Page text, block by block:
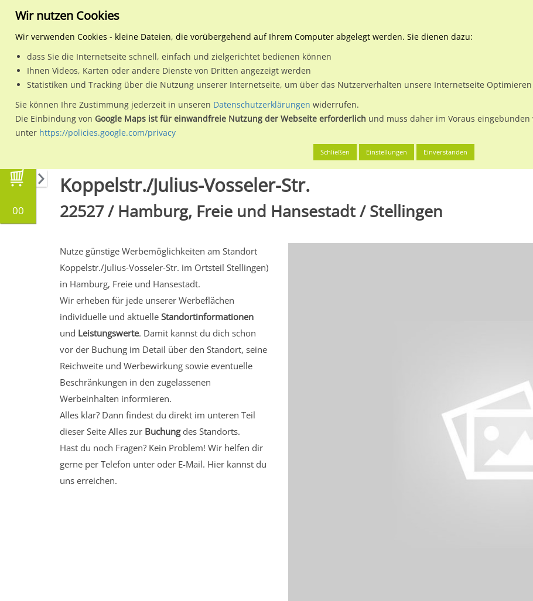
Planen & Buchen Plakatwerbung
Wähle den Werbestandort:
00
Hamburg, Freie und Hansestadt Koppelstr./Julius-Vosseler-Str.
Koppelstr./Julius-Vosseler-Str.
22527 / Hamburg, Freie und Hansestadt / Stellingen
Nutze günstige Werbemöglichkeiten am Standort
Koppelstr./Julius-Vosseler-Str. im Ortsteil Stellingen)
in Hamburg, Freie und Hansestadt.
Wir erheben für jede unserer Werbeflächen
individuelle und aktuelle Standortinformationen
und Leistungswerte. Damit kannst du dich schon
vor der Buchung im Detail über den Standort, seine
Reichweite und Werbewirkung sowie eventuelle
Beschränkungen in den zugelassenen
Werbeinhalten informieren.
Alles klar? Dann findest du direkt im unteren Teil
dieser Seite Alles zur Buchungdes Standorts.
Hast du noch Fragen? Kein Problem! Wir helfen dir
gerne per Telefon unter oder E-Mail. Hier kannst du
uns erreichen.
Wir nutzen Cookies
Wir verwenden Cookies - kleine Dateien, die vorübergehend auf Ihrem Computer abgelegt werden. Sie dienen dazu:
dass Sie die Internetseite schnell, einfach und zielgerichtet bedienen können
Ihnen Videos, Karten oder andere Dienste von Dritten angezeigt werden
Statistiken und Tracking über die Nutzung unserer Internetseite, um über das Nutzerverhalten unsere Internetseite
Sie können Ihre Zustimmung jederzeit in unseren Datenschutzerklärungen widerrufen.
Die Einbindung von Google Maps ist für einwandfreie Nutzung der Webseite erforderlich und muss daher im Voraus
unter https://policies.google.com/privacy
Schließen Einstellungen Einverstanden